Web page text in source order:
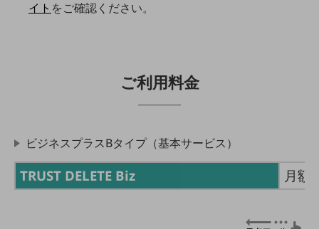
NTTドコモビジネス
オンラインショップ
モバイル・ICTサービスをオンラインで
イト をご確認ください。
ご利用料金
ビジネスプラスBタイプ（基本サービス）
TRUST DELETE Biz 月額